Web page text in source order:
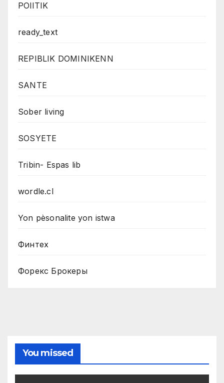
POlITIK
ready_text
REPIBLIK DOMINIKENN
SANTE
Sober living
SOSYETE
Tribin- Espas lib
wordle.cl
Yon pèsonalite yon istwa
Финтех
Форекс Брокеры
You missed